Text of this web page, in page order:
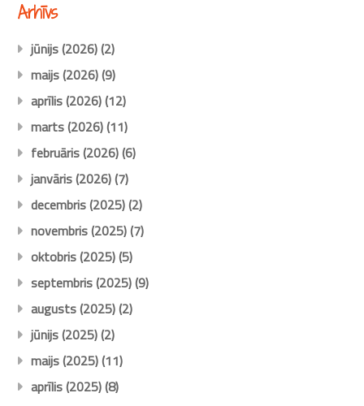
Arhīvs
jūnijs (2026)(2)
maijs (2026)(9)
aprīlis (2026)(12)
marts (2026)(11)
februāris (2026)(6)
janvāris (2026)(7)
decembris (2025)(2)
novembris (2025)(7)
oktobris (2025)(5)
septembris (2025)(9)
augusts (2025)(2)
jūnijs (2025)(2)
maijs (2025)(11)
aprīlis (2025)(8)